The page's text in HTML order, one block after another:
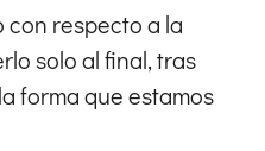
con respecto a la
solo al final, tras
forma que estamos